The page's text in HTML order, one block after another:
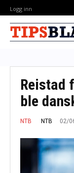
Logg inn
Reistad
ble
NTB NTB 02/